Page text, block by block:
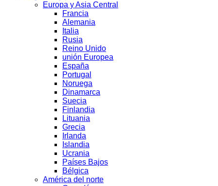
Europa y Asia Central
Francia
Alemania
Italia
Rusia
Reino Unido
unión Europea
España
Portugal
Noruega
Dinamarca
Suecia
Finlandia
Lituania
Grecia
Irlanda
Islandia
Ucrania
Países Bajos
Bélgica
América del norte